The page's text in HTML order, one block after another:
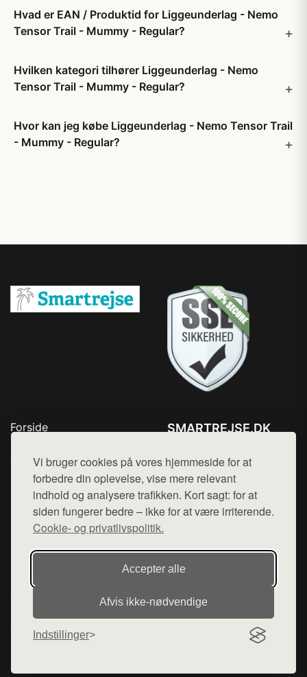
Vi bruger cookies på vores hjemmeside for at
forbedre din oplevelse, vise mere relevant
indhold og analysere trafikken. Kort sagt: for at
siden fungerer bedre – ikke for at være irriterende.
Cookie- og privatlivspolitik.
Accepter alle
Afvis ikke‑nødvendige
Indstillinger
Hvad er EAN / Produktid for Liggeunderlag - Nemo
Tensor Trail - Mummy - Regular?
Hvilken kategori tilhører Liggeunderlag - Nemo
Tensor Trail - Mummy - Regular?
Hvor kan jeg købe Liggeunderlag - Nemo Tensor Trail
- Mummy - Regular?
Forside
Top Rabatter
Kontakt
SMARTREJSE.DK
Mail: hej@want.dk
Cookie- og privatlivspolitik
Denne side er en del af want.dk, der udgiver en række
hjemmesider med præsentation af forskellige produkter fra
diverse webshops. Der sælges ikke varer fra denne side - vi
henviser til de shops, som sælger varen. Vi har heller ikke
varerne på lager.